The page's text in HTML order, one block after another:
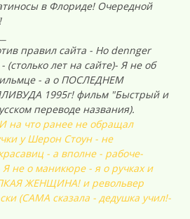
в Флориде! Очередной
правил сайта - Но dennger
(столько лет на сайте)- Я не об
- а о ПОСЛЕДНЕМ
1995г! фильм "Быстрый и
переводе названия).
на что ранее не обращал
у Шерон Стоун - не
- а вполне - рабоче-
Я не о маникюре - я о ручках и
ЖЕНЩИНА! и револьвер
(САМА сказала - дедушка учил!-